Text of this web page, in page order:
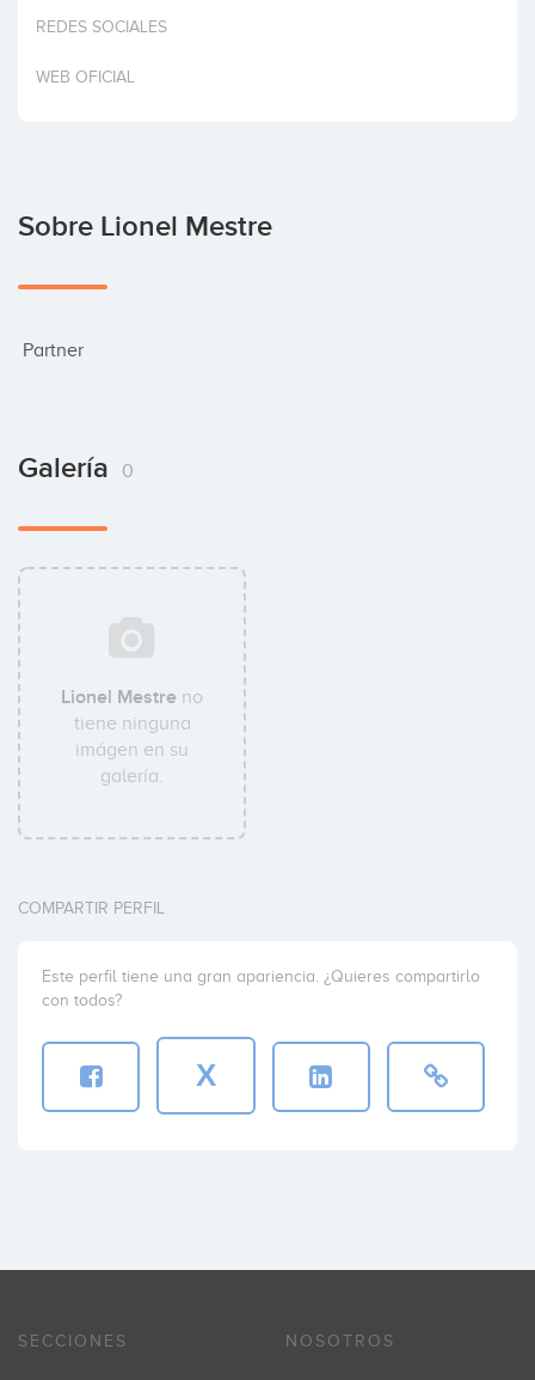
Invertir
REDES SOCIALES
WEB OFICIAL
Sobre Lionel Mestre
Partner
Galería 0
Lionel Mestre no
tiene ninguna
imágen en su
galería.
COMPARTIR PERFIL
Este perfil tiene una gran apariencia. ¿Quieres compartirlo
con todos?
X
SECCIONES NOSOTROS